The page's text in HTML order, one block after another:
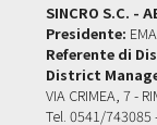
SINCRO S.C. -
Presidente:
Referente di
District
VIA CRIMEA, 7 -
Tel. 0541/